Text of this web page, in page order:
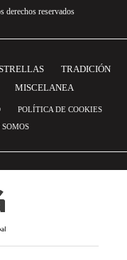
reservados
TRADICIÓN
MISCELANEA
POLÍTICA DE COOKIES